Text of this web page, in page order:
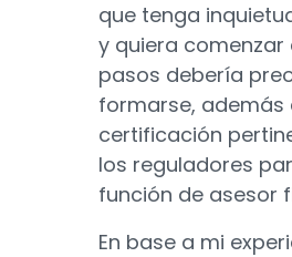
que tenga
y quiera
pasos debería
formarse, además
certificación
los reguladores
función de asesor
En base a mi